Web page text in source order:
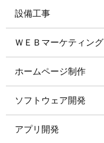
設備工事
ＷＥＢマーケティング
ホームページ制作
ソフトウェア開発
アプリ開発